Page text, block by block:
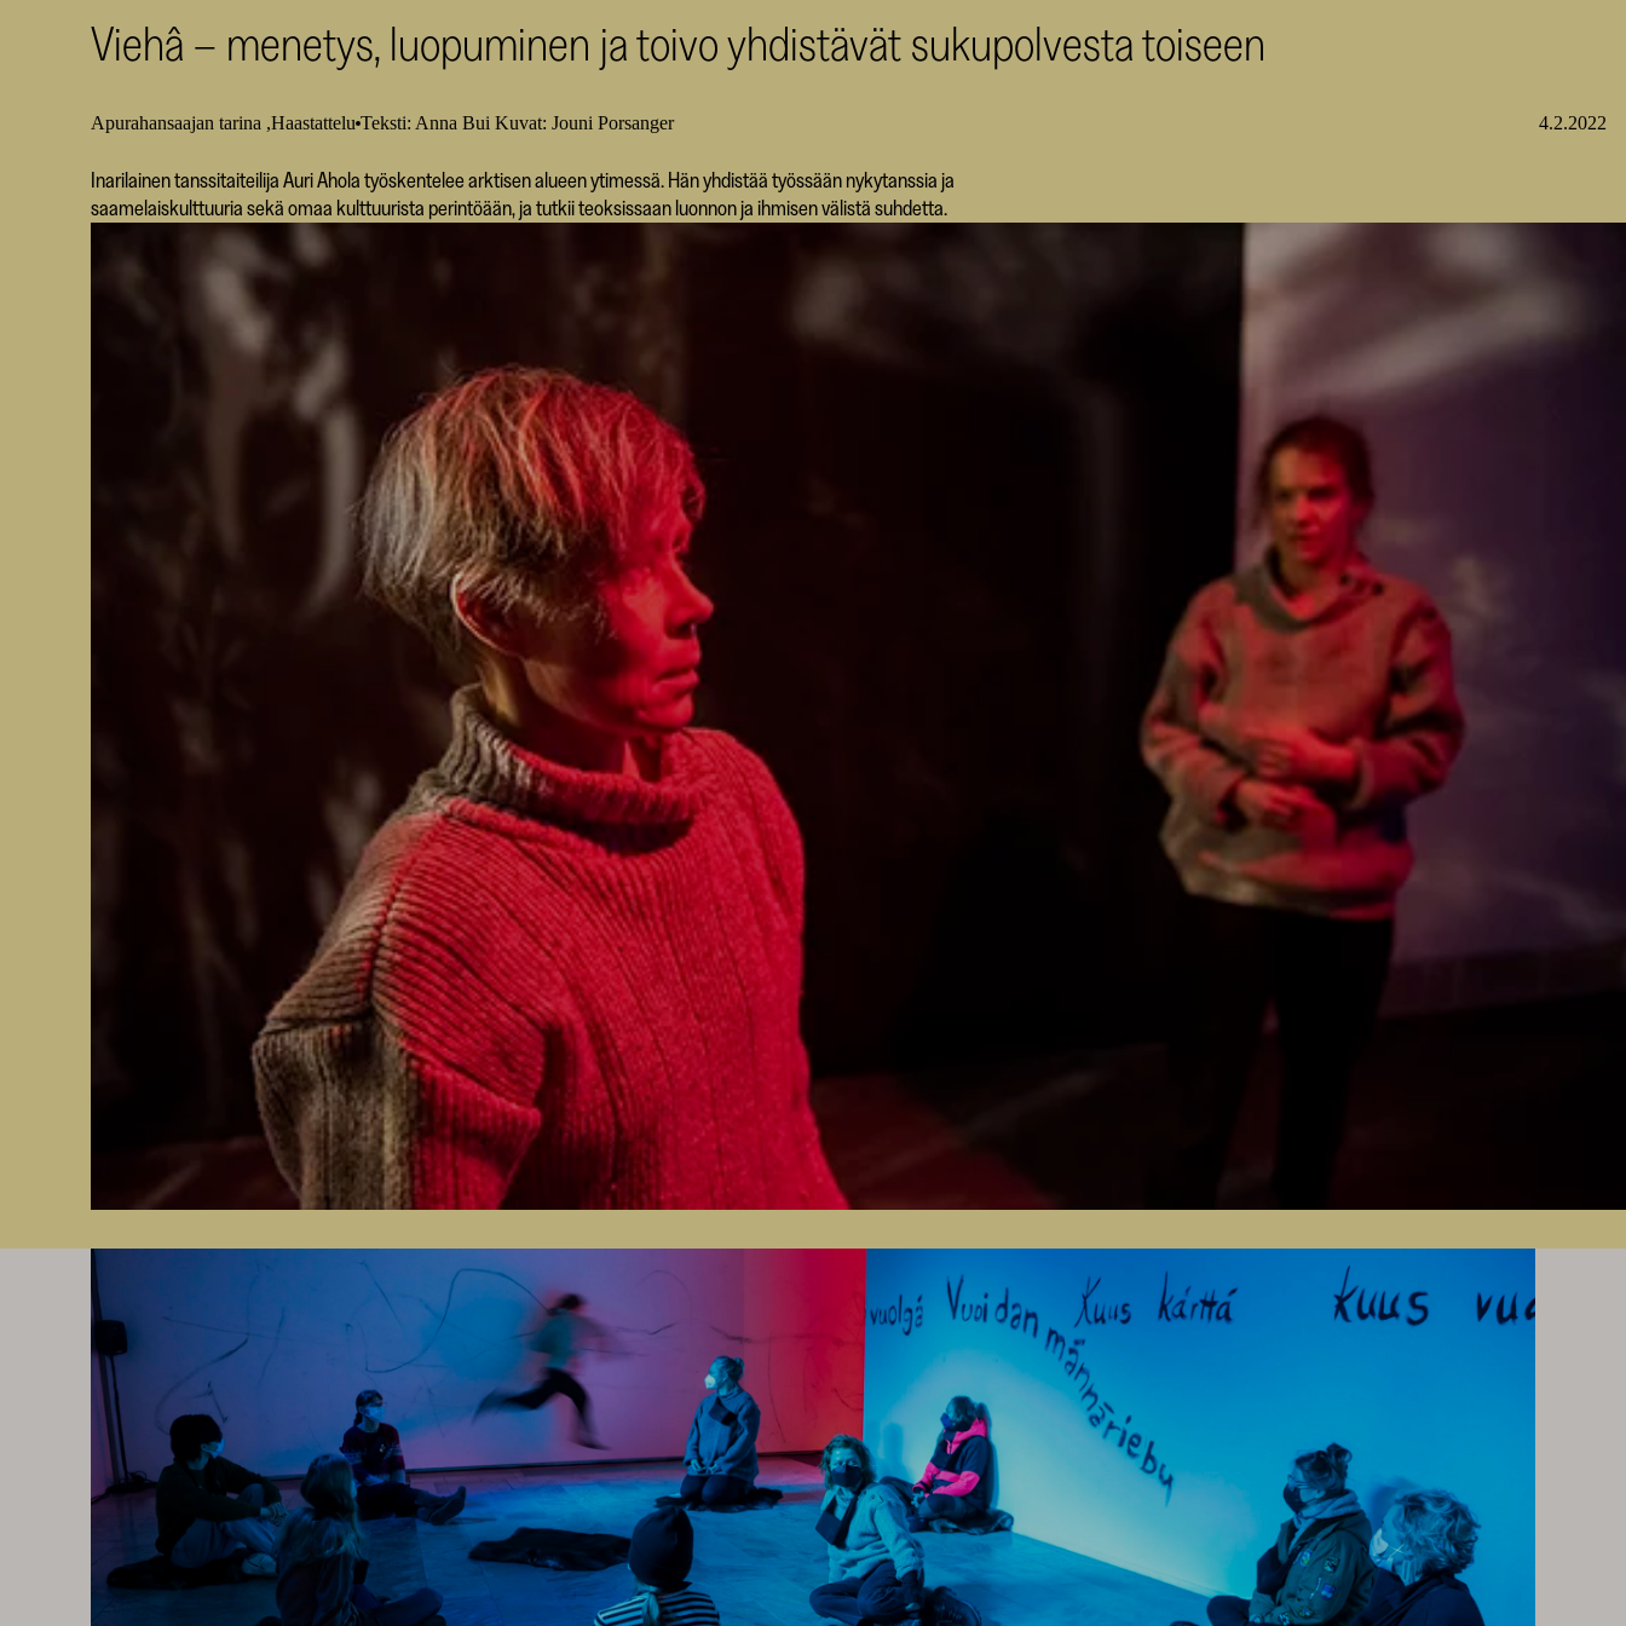
Viehâ – menetys, luopuminen ja toivo yhdistävät sukupolvesta toiseen
Apurahansaajan tarina Haastattelu Teksti: Anna Bui Kuvat: Jouni Porsanger 4.2.2022
Inarilainen tanssitaiteilija Auri Ahola työskentelee arktisen alueen ytimessä. Hän yhdistää työssään nykytanssia ja
saamelaiskulttuuria sekä omaa kulttuurista perintöään, ja tutkii teoksissaan luonnon ja ihmisen välistä suhdetta.